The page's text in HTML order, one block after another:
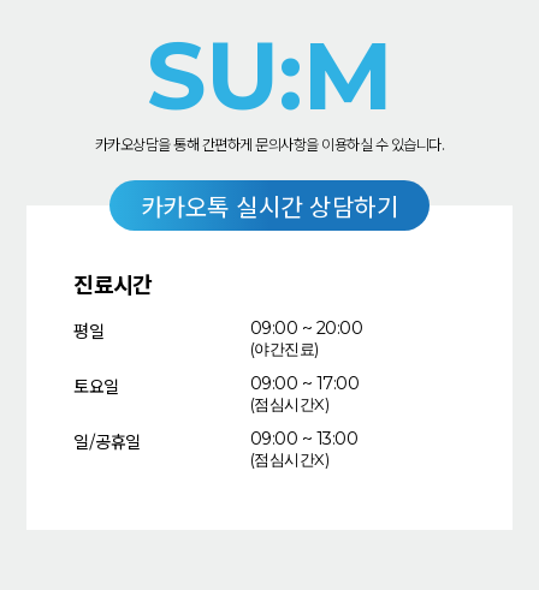
SU:M
카카오상담을 통해 간편하게 문의사항을 이용하실 수 있습니다.
카카오톡 실시간 상담하기
진료시간
평일 09:00 ~ 20:00
(야간진료)
토요일 09:00 ~ 17:00
(점심시간X)
일/공휴일 09:00 ~ 13:00
(점심시간X)